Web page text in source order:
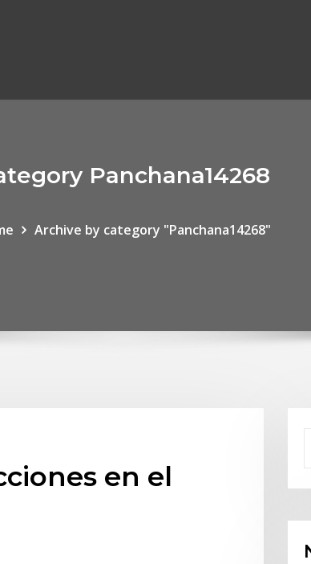
Panchana14268
Archive by category "Panchana14268"
en el